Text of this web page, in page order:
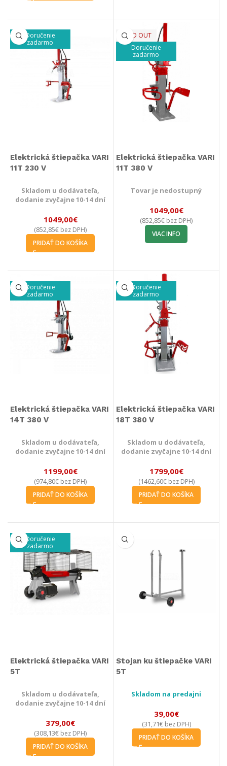
Doručenie
zadarmo
Elektrická štiepačka VARI
11T 230 V
Skladom u dodávateľa,
dodanie zvyčajne 10-14 dní
1049,00€
(852,85€ bez DPH)
PRIDAŤ DO KOŠÍKA
SOLD OUT
Doručenie
zadarmo
Elektrická štiepačka VARI
11T 380 V
Tovar je nedostupný
1049,00€
(852,85€ bez DPH)
VIAC INFO
Doručenie
zadarmo
Elektrická štiepačka VARI
14T 380 V
Skladom u dodávateľa,
dodanie zvyčajne 10-14 dní
1199,00€
(974,80€ bez DPH)
PRIDAŤ DO KOŠÍKA
Doručenie
zadarmo
Elektrická štiepačka VARI
18T 380 V
Skladom u dodávateľa,
dodanie zvyčajne 10-14 dní
1799,00€
(1462,60€bez DPH)
PRIDAŤ DO KOŠÍKA
Doručenie
zadarmo
Elektrická štiepačka VARI
5T
Skladom u dodávateľa,
dodanie zvyčajne 10-14 dní
379,00€
(308,13€ bez DPH)
PRIDAŤ DO KOŠÍKA
Stojan ku štiepačke VARI
5T
Skladom na predajni
39,00€
(31,71€bez DPH)
PRIDAŤ DO KOŠÍKA